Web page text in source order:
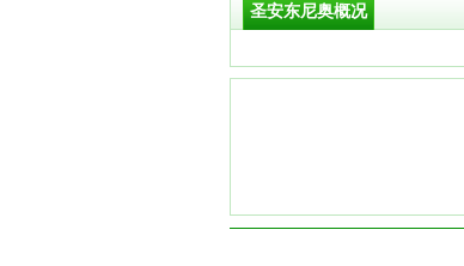
圣安东尼奥概况